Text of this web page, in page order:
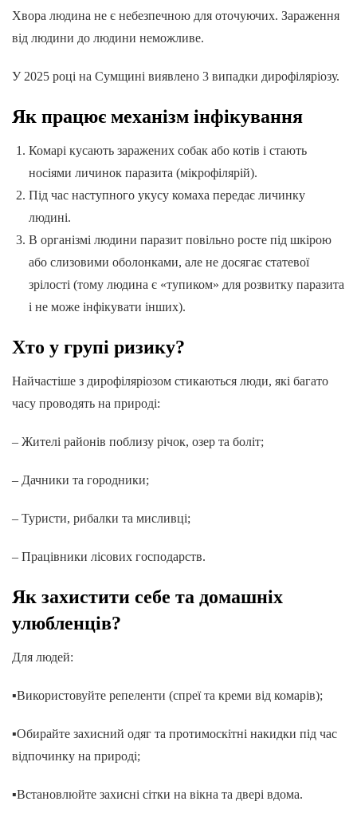
Хвора людина не є небезпечною для оточуючих. Зараження
від людини до людини неможливе.
У 2025 році на Сумщині виявлено 3 випадки дирофіляріозу.
Як працює механізм інфікування
Комарі кусають заражених собак або котів і стають
носіями личинок паразита (мікрофілярій).
Під час наступного укусу комаха передає личинку
людині.
В організмі людини паразит повільно росте під шкірою
або слизовими оболонками, але не досягає статевої
зрілості (тому людина є «тупиком» для розвитку паразита
і не може інфікувати інших).
Хто у групі ризику?
Найчастіше з дирофіляріозом стикаються люди, які багато
часу проводять на природі:
– Жителі районів поблизу річок, озер та боліт;
– Дачники та городники;
– Туристи, рибалки та мисливці;
– Працівники лісових господарств.
Як захистити себе та домашніх
улюбленців?
Для людей:
▪️Використовуйте репеленти (спреї та креми від комарів);
▪️Обирайте захисний одяг та протимоскітні накидки під час
відпочинку на природі;
▪️Встановлюйте захисні сітки на вікна та двері вдома.